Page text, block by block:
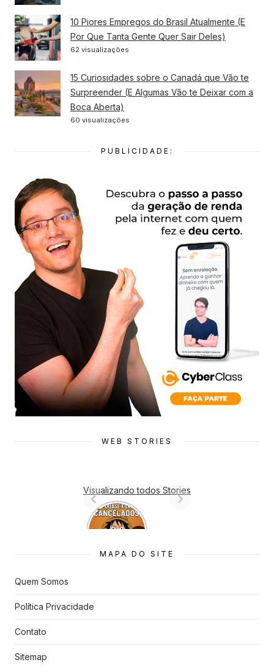
10 Piores Empregos do Brasil Atualmente (E
Por Que Tanta Gente Quer Sair Deles)
62 visualizações
15 Curiosidades sobre o Canadá que Vão te
Surpreender (E Algumas Vão te Deixar com a
Boca Aberta)
60 visualizações
PUBLICIDADE:
WEB STORIES
Visualizando todos Stories
7 Animes
que quase
s
MAPA DO SITE
Quem Somos
Política Privacidade
Contato
Sitemap